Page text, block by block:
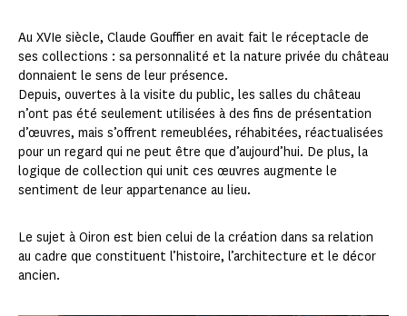
Au XVIe siècle, Claude Gouffier en avait fait le réceptacle de
ses collections : sa personnalité et la nature privée du château
donnaient le sens de leur présence.
Depuis, ouvertes à la visite du public, les salles du château
n’ont pas été seulement utilisées à des fins de présentation
d’œuvres, mais s’offrent remeublées, réhabitées, réactualisées
pour un regard qui ne peut être que d’aujourd’hui. De plus, la
logique de collection qui unit ces œuvres augmente le
sentiment de leur appartenance au lieu.
Le sujet à Oiron est bien celui de la création dans sa relation
au cadre que constituent l’histoire, l’architecture et le décor
ancien.